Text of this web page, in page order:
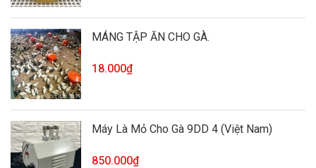
MÁNG TẬP ĂN CHO GÀ.
18.000₫
Máy Là Mỏ Cho Gà 9DD 4 (Việt Nam)
850.000₫